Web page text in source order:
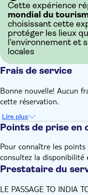
Cette expérience
mondial du
choisissant cette
protéger les lieux
l'environnement et
locales
Frais de service
Bonne nouvelle! Aucun
cette réservation.
Lire plus
Points de prise en
Pour connaître les
consultez la disponibilité
Prestataire du
LE PASSAGE TO INDIA